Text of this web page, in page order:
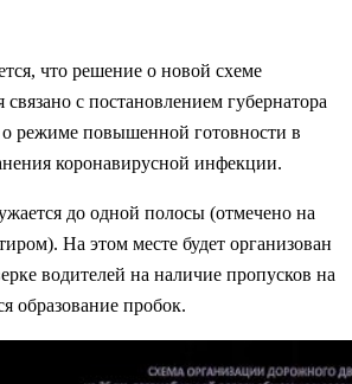
что решение о новой схеме
с постановлением губернатора
режиме повышенной готовности в
коронавирусной инфекции.
до одной полосы (отмечено на
На этом месте будет организован
водителей на наличие пропусков на
образование пробок.